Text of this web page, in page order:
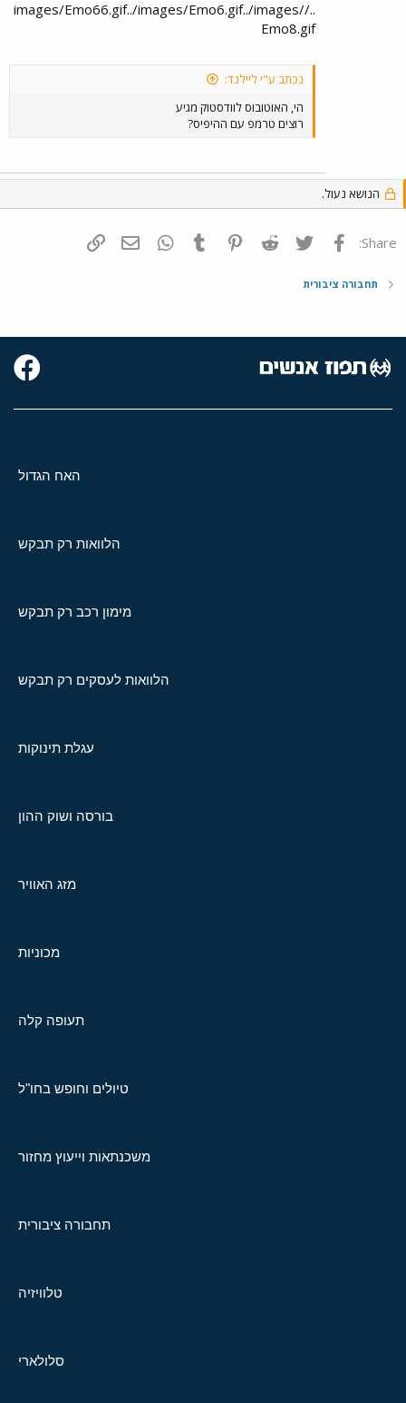
../images/Emo66.gif../images/Emo6.gif../images/
Emo8.gif
נכתב ע"י ליילנד:
הי, האוטובוס לוודסטוק מגיע
רוצים טרמפ עם ההיפיס?
הנושא נעול.
Share: פייסבוק Twitter
Reddit
Pinterest
Tumblr
WhatsAppדואר אלקטרוני
תחבורה ציבורית
האח הגדול
הלוואות רק תבקש
מימון רכב רק תבקש
הלוואות לעסקים רק תבקש
עגלת תינוקות
בורסה ושוק ההון
מזג האוויר
מכוניות
תעופה קלה
טיולים וחופש בחו"ל
משכנתאות וייעוץ מחזור
תחבורה ציבורית
טלוויזיה
סלולארי